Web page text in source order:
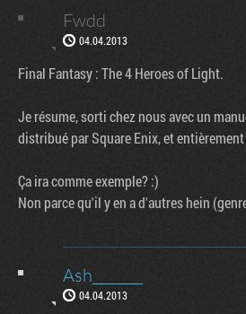
Fwdd
04.04.2013
Final Fantasy : The 4 Heroes of Light.
Je résume, sorti chez nous avec un
distribué par Square Enix, et
Ça ira comme exemple? :)
Non parce qu'il y en a d'autres hein
Ash_______
04.04.2013